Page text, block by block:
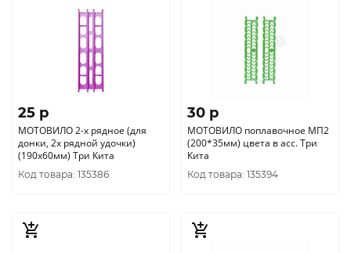
25 p
МОТОВИЛО 2-х рядное (для
донки, 2х рядной удочки)
(190х60мм) Три Кита
Код товара: 135386
30 p
МОТОВИЛО поплавочное МП2
(200*35мм) цвета в асс. Три
Кита
Код товара: 135394